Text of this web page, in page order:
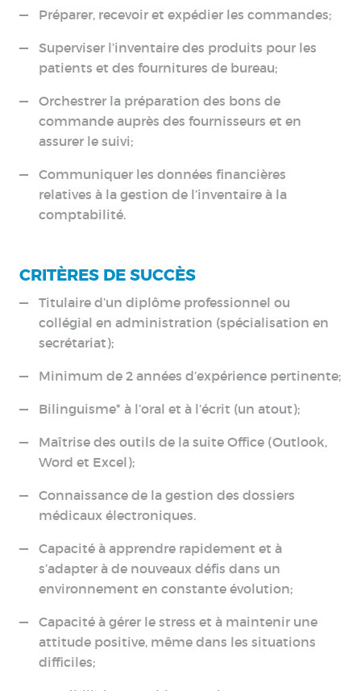
Préparer, recevoir et expédier les commandes;
Superviser l’inventaire des produits pour les
patients et des fournitures de bureau;
Orchestrer la préparation des bons de
commande auprès des fournisseurs et en
assurer le suivi;
Communiquer les données financières
relatives à la gestion de l’inventaire à la
comptabilité.
CRITÈRES DE SUCCÈS
Titulaire d’un diplôme professionnel ou
collégial en administration (spécialisation en
secrétariat);
Minimum de 2 années d’expérience pertinente;
Bilinguisme* à l’oral et à l’écrit (un atout);
Maîtrise des outils de la suite Office (Outlook,
Word et Excel);
Connaissance de la gestion des dossiers
médicaux électroniques.
Capacité à apprendre rapidement et à
s’adapter à de nouveaux défis dans un
environnement en constante évolution;
Capacité à gérer le stress et à maintenir une
attitude positive, même dans les situations
difficiles;